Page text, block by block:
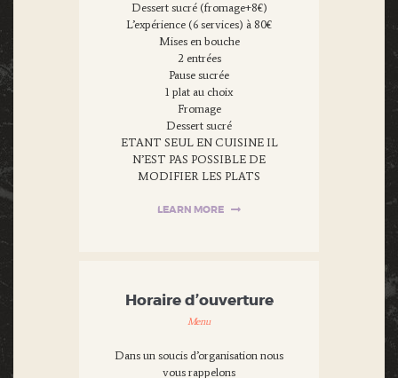
Dessert sucré (fromage+8€)
L’expérience (6 services) à 80€
Mises en bouche
2 entrées
Pause sucrée
1 plat au choix
Fromage
Dessert sucré
ETANT SEUL EN CUISINE IL
N’EST PAS POSSIBLE DE
MODIFIER LES PLATS
LEARN MORE
Horaire d’ouverture
Menu
Dans un soucis d’organisation nous
vous rappelons